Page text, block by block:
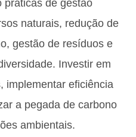
práticas de gestão
naturais, redução de
gestão de resíduos e
Investir em
implementar eficiência
a pegada de carbono
ambientais.